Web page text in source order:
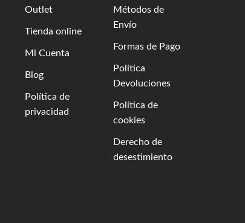
Outlet
Tienda online
Mi Cuenta
Blog
Política de
privacidad
Métodos de
Envío
Formas de Pago
Política
Devoluciones
Política de
cookies
Derecho de
desestimiento